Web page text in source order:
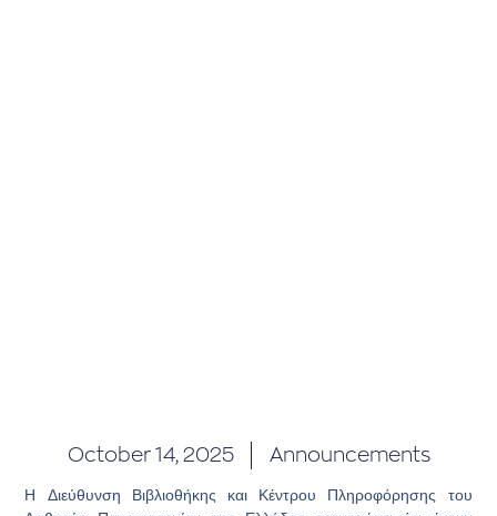
October 14, 2025 Announcements
Η Διεύθυνση Βιβλιοθήκης και Κέντρου Πληροφόρησης του